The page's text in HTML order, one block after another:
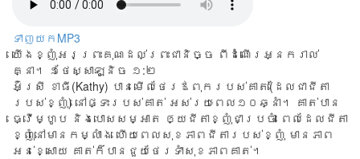
ទាញយកMP3
យើងខ្ញុំអរព្រះគុណដល់ព្រះជានិច្ច ពីដំណើរអ្នករាល់
គ្នា។ ១ថែស្សាឡូនិច ១:២
អ៊ំស្រី ខាធី(Kathy) បាន​មើល​ថែរ​ឪពុក​របស់​គាត់(ដែល​ជា​ជីតា​
របស់​ខ្ញុំ) នៅ​ផ្ទះ​របស់​គាត់ អស់​រយៈ​ពេល​១០​ឆ្នាំ។ គាត់​បាន​
ធ្វើ​ម្ហូប និង​បោស​សម្អាត ឲ្យ​ជីតា​ខ្ញុំ​ជា​ប្រចាំ ពេល​ដែល​ជីតា​
ខ្ញុំ​នៅ​មាន​កម្លាំង ហើយ​ពេល​សុខភាព​ជីតា​របស់​ខ្ញុំ មាន​ភាព​
អន់​ខ្សោយ គាត់​ក៏​បាន​ជួយ​ថែរ​ទាំ​សុខ​ភាព​គាត់។